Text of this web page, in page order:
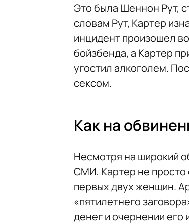
Это была Шеннон Рут,
словам Рут, Картер
инцидент произошел
бойзбенда, а Картер
угостил алкоголем.
сексом.
Как на
Несмотря на широкий
СМИ, Картер не просто
первых двух женщин.
«пятилетнего
денег и очернении